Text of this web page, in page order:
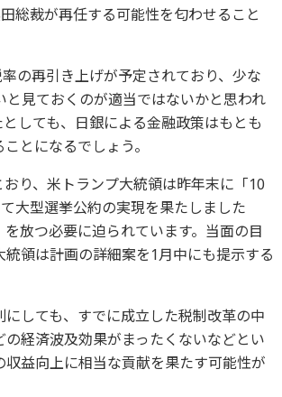
総裁が再任する可能性を匂わせること
の再引き上げが予定されており、少な
見ておくのが適当ではないかと思われ
しても、日銀による金融政策はもとも
とになるでしょう。
り、米トランプ大統領は昨年末に「10
大型選挙公約の実現を果たしました
放つ必要に迫られています。当面の目
領は計画の詳細案を1月中にも提示する
しても、すでに成立した税制改革の中
経済波及効果がまったくないなどとい
益向上に相当な貢献を果たす可能性が